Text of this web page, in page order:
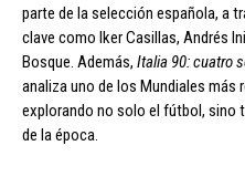
parte de la selección española, a
clave como Iker Casillas, Andrés
Bosque. Además, Italia 90: cuatro
analiza uno de los Mundiales más
explorando no solo el fútbol,
de la época.